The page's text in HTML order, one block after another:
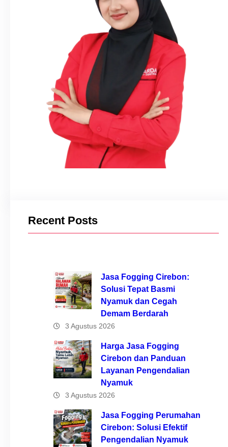
Recent Posts
Jasa Fogging Cirebon:
Solusi Tepat Basmi
Nyamuk dan Cegah
Demam Berdarah
3 Agustus 2026
Harga Jasa Fogging
Cirebon dan Panduan
Layanan Pengendalian
Nyamuk
3 Agustus 2026
Jasa Fogging Perumahan
Cirebon: Solusi Efektif
Pengendalian Nyamuk